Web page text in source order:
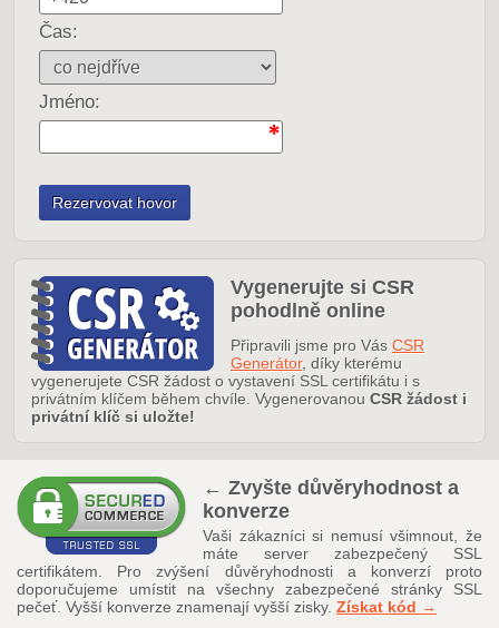
Čas:
Jméno:
Vygenerujte si CSR
pohodlně online
Připravili jsme pro Vás CSR
Generátor, díky kterému
vygenerujete CSR žádost o vystavení SSL certifikátu i s
privátním klíčem během chvíle. Vygenerovanou CSR žádost i
privátní klíč si uložte!
← Zvyšte důvěryhodnost a
konverze
Vaši zákazníci si nemusí všimnout, že
máte server zabezpečený SSL
certifikátem. Pro zvýšení důvěryhodnosti a konverzí proto
doporučujeme umístit na všechny zabezpečené stránky SSL
pečeť. Vyšší konverze znamenají vyšší zisky. Získat kód →